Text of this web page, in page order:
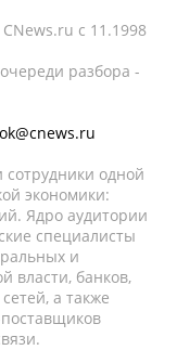
c 11.1998
разбора -
одной
экономики:
Ядро аудитории
специалисты
и
власти, банков,
а также